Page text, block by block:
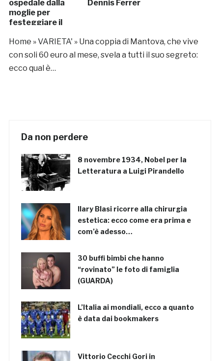
ospedale dalla
moglie per
festeggiare il
anniversario
Dennis Ferrer
Home »VARIETA' » Una coppia di Mantova, che vive
con soli 60 euro al mese, svela a tutti il suo segreto:
ecco qual è…
Da non perdere
8 novembre 1934, Nobel per la
Letteratura a Luigi Pirandello
Ilary Blasi ricorre alla chirurgia
estetica: ecco come era prima e
com’è adesso…
30 buffi bimbi che hanno
“rovinato” le foto di famiglia
(GUARDA)
L’Italia ai mondiali, ecco a quanto
è data dai bookmakers
Vittorio Cecchi Gori in